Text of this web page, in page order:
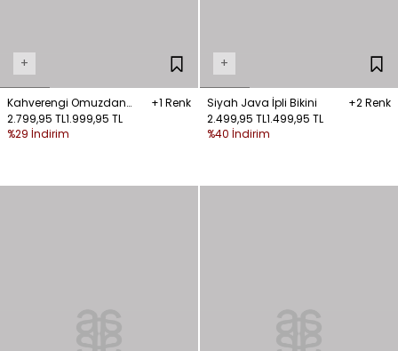
+
Kahverengi Omuzdan
Bağlamalı Mayo
+1 Renk
2.799,95 TL1.999,95 TL
%29 İndirim
+
Siyah Java İpli Bikini
+2 Renk
2.499,95 TL1.499,95 TL
%40 İndirim